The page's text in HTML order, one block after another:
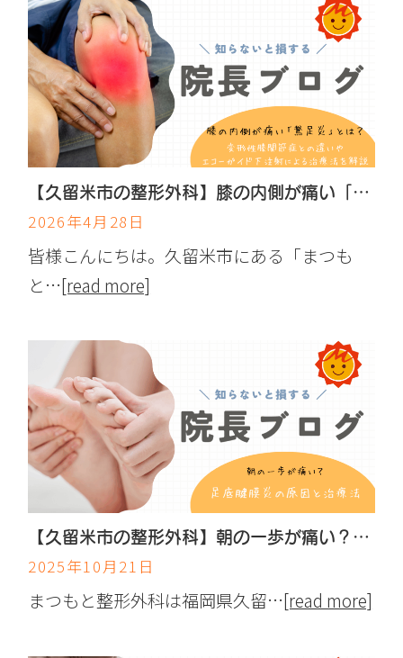
【久留米市の整形外科】膝の内側が痛い「鵞足炎」とは？変形性膝関節症との違いやエコーガイド下注射による治療法を解説
2026年4月28日
皆様こんにちは。久留米市にある「まつも
と…[read more]
【久留米市の整形外科】朝の一歩が痛い？足底腱膜炎の原因と治療法
2025年10月21日
まつもと整形外科は福岡県久留…[read more]